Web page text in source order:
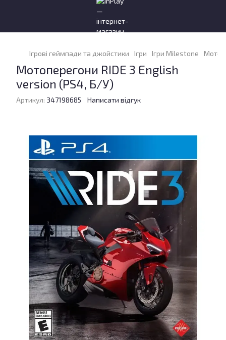
Ігрові геймпади та джойстики Ігри Ігри Milestone
Мотоперегони RIDE 3 English
version (PS4, Б/У)
Артикул: 347198685 Написати відгук